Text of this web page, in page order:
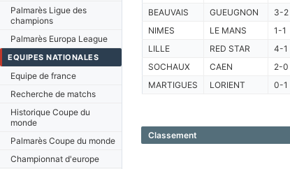
Palmarès Ligue des
champions
Palmarès Europa League
EQUIPES NATIONALES
Equipe de france
Recherche de matchs
Historique Coupe du
monde
Palmarès Coupe du monde
Championnat d'europe
BEAUVAIS
GUEUGNON 3-2
NIMES
LE MANS 1-1
LILLE
RED STAR 4-1
SOCHAUX
CAEN 2-0
MARTIGUES
LORIENT 0-1
Classement